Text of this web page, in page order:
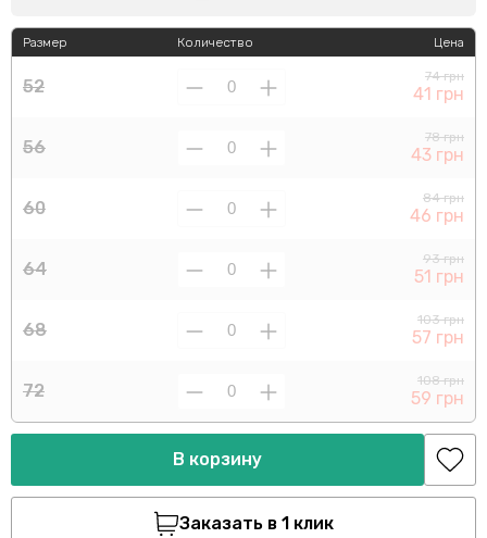
Размер
52
56
60
64
68
72
Количество Цена
74 грн
41 грн
78 грн
43 грн
84 грн
46 грн
93 грн
51 грн
103 грн
57 грн
108 грн
59 грн
В корзину
Заказать в 1 клик